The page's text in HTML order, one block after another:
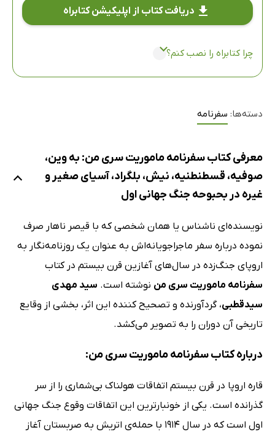
دریافت کتاب از اپلیکیشن کتابراه
چرا کتابراه را نصب کنم؟
دسته‌ها: سفرنامه
معرفی کتاب سفرنامه ماموریت سری من: به وین،
صوفیه، قسطنطنیه، نیش، بلگراد، آسیای صغیر و
غیره در بحبوحه جنگ جهانی اول
نویسنده‌ای ناشناس یا همان شخصی که با قیصر ناهار صرف
نموده درباره سفر ماجراجویانه‌اش به عنوان یک روزنامه‌نگار به
اروپای جنگ‌زده در سال‌های آغازین قرن بیستم در کتاب
سفرنامه ماموریت سری من نوشته است. سید مهدی
سیدقطبی، گردآورنده و تصحیح کننده این اثر، بخشی از وقایع
تاریخی آن دوران را به تصویر می‌کشد.
درباره کتاب سفرنامه ماموریت سری من:
قاره اروپا در قرن بیستم اتفاقات هولناک بی‌شماری را از سر
گذرانده است. یکی از خونبارترین این اتفاقات وقوع جنگ جهانی
اول است که در سال 1914 با حمله‌ی اتریش به صربستان آغاز